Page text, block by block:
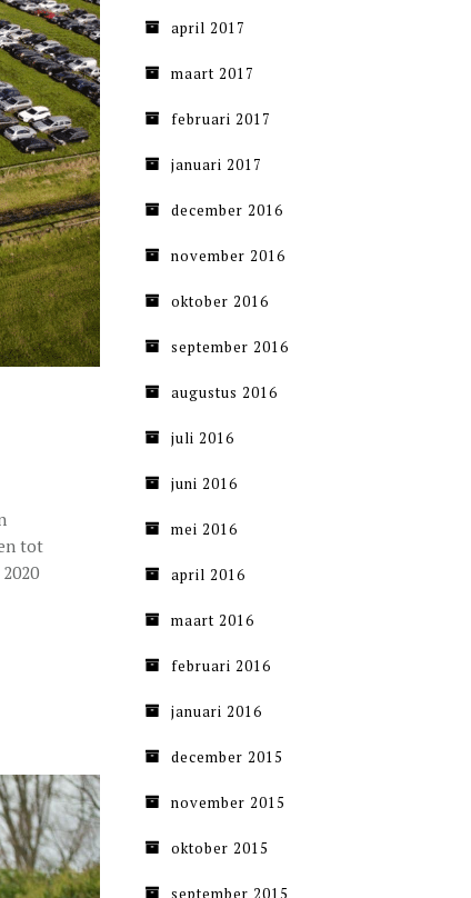
tot
april 2017
maart 2017
februari 2017
januari 2017
december 2016
november 2016
oktober 2016
september 2016
augustus 2016
juli 2016
juni 2016
mei 2016
april 2016
maart 2016
februari 2016
januari 2016
december 2015
november 2015
oktober 2015
september 2015